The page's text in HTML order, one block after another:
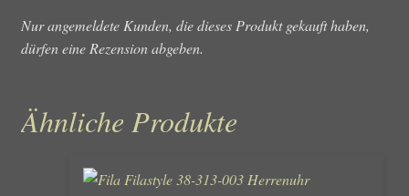
Nur angemeldete Kunden, die dieses Produkt gekauft haben,
dürfen eine Rezension abgeben.
Ähnliche Produkte